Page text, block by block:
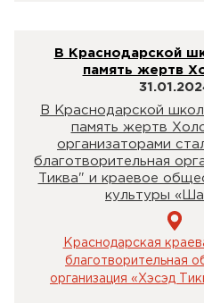
В Краснодарской
память жертв
В Краснодарской
память жертв
организаторами
благотворительная
Тиква" и краевое
культуры
Краснодарская
благотворительная
организация «Хэсэд